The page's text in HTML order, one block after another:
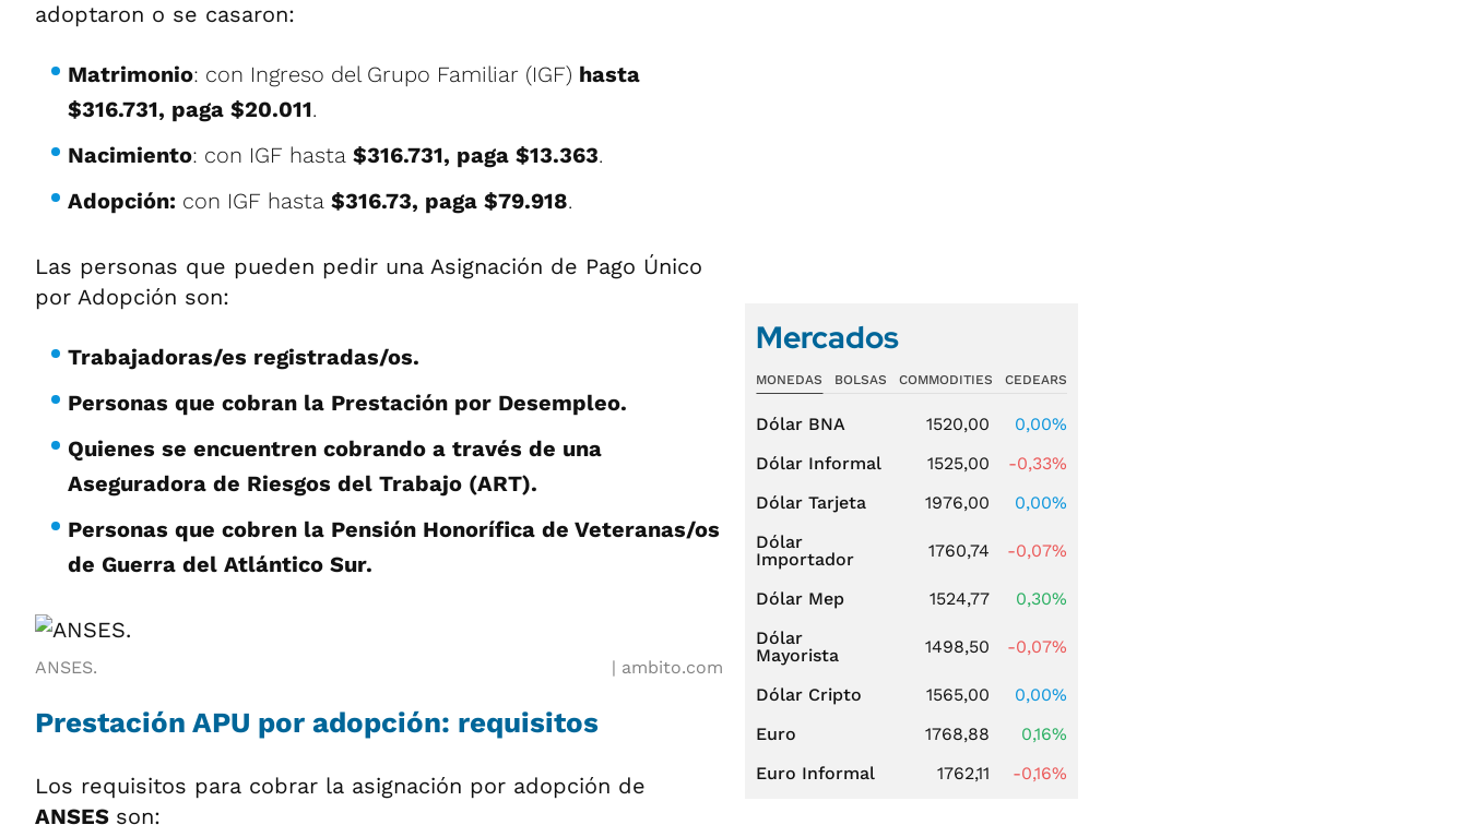
adoptaron o se casaron:
Matrimonio: con Ingreso del Grupo Familiar (IGF) hasta
$316.731, paga $20.011.
Nacimiento: con IGF hasta $316.731, paga $13.363.
Adopción: con IGF hasta $316.73, paga $79.918.
Las personas que pueden pedir una Asignación de Pago Único
por Adopción son:
Trabajadoras/es registradas/os.
Personas que cobran la Prestación por Desempleo.
Quienes se encuentren cobrando a través de una
Aseguradora de Riesgos del Trabajo (ART).
Personas que cobren la Pensión Honorífica de Veteranas/os
de Guerra del Atlántico Sur.
ANSES. ambito.com
Prestación APU por adopción: requisitos
Los requisitos para cobrar la asignación por adopción de
ANSES son:
Mercados
MONEDAS BOLSAS COMMODITIES CEDEARS
Dólar BNA 1520,00
0,00%
Dólar Informal
1525,00
-0,33%
Dólar Tarjeta
1976,00
0,00%
Dólar
Importador
1760,74 -0,07%
Dólar Mep 1524,77
0,30%
Dólar
Mayorista
1498,50 -0,07%
Dólar Cripto 1565,00
0,00%
Euro
1768,88
0,16%
Euro Informal
1762,11 -0,16%